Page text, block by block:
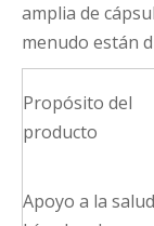
amplia de
menudo están
Propósito del
producto
Apoyo a la